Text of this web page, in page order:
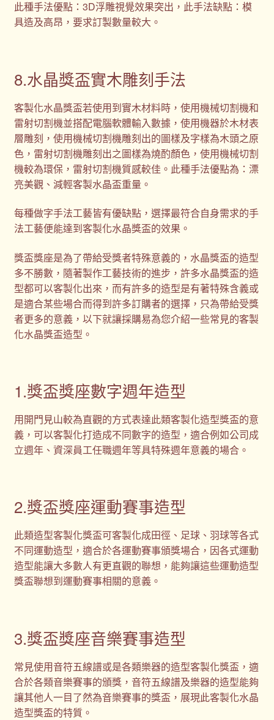
此種手法優點：3D浮雕視覺效果突出，此手法缺點：模
具造及高昂，要求訂製數量較大。
8.水晶獎盃實木雕刻手法
客製化水晶獎盃若使用到實木材料時，使用機械切割機和
雷射切割機並搭配電腦軟體輸入數據，使用機器於木材表
層雕刻，使用機械切割機雕刻出的圖樣及字樣為木頭之原
色，雷射切割機雕刻出之圖樣為燒酌顏色，使用機械切割
機較為環保，雷射切割機質感較佳。此種手法優點為：漂
亮美觀、減輕客製水晶盃重量。
每種做字手法工藝皆有優缺點，選擇最符合自身需求的手
法工藝便能達到客製化水晶獎盃的效果。
獎盃獎座是為了帶給受獎者特殊意義的，水晶獎盃的造型
多不勝數，隨著製作工藝技術的進步，許多水晶獎盃的造
型都可以客製化出來，而有許多的造型是有著特殊含義或
是適合某些場合而得到許多訂購者的選擇，只為帶給受獎
者更多的意義，以下就讓採購易為您介紹一些常見的客製
化水晶獎盃造型。
1.獎盃獎座數字週年造型
用開門見山較為直觀的方式表達此類客製化造型獎盃的意
義，可以客製化打造成不同數字的造型，適合例如公司成
立週年、資深員工任職週年等具特殊週年意義的場合。
2.獎盃獎座運動賽事造型
此類造型客製化獎盃可客製化成田徑、足球、羽球等各式
不同運動造型，適合於各運動賽事頒獎場合，因各式運動
造型能讓大多數人有更直觀的聯想，能夠讓這些運動造型
獎盃聯想到運動賽事相關的意義。
3.獎盃獎座音樂賽事造型
常見使用音符五線譜或是各類樂器的造型客製化獎盃，適
合於各類音樂賽事的頒獎，音符五線譜及樂器的造型能夠
讓其他人一目了然為音樂賽事的獎盃，展現此客製化水晶
造型獎盃的特質。